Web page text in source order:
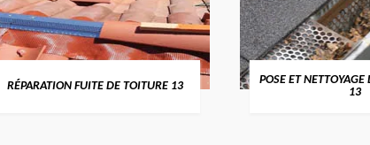
RÉPARATION FUITE DE TOITURE 13
POSE ET NETTOYAGE
13